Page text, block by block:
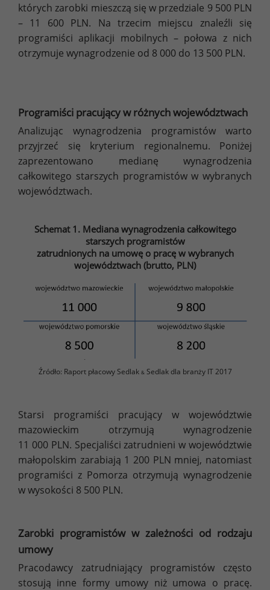
których zarobki mieszczą się w przedziale 9 500 PLN
– 11 600 PLN. Na trzecim miejscu znaleźli się
programiści aplikacji mobilnych – połowa z nich
otrzymuje wynagrodzenie od 8 000 do 13 500 PLN.
Programiści pracujący w różnych województwach
Analizując wynagrodzenia programistów warto
przyjrzeć się kryterium regionalnemu. Poniżej
zaprezentowano medianę wynagrodzenia
całkowitego starszych programistów w wybranych
województwach.
Schemat 1. Mediana wynagrodzenia całkowitego
starszych programistów
zatrudnionych na umowę o pracę w wybranych
województwach (brutto, PLN)
Źródło: Raport płacowy Sedlak &Sedlak dla branży IT 2017
Starsi programiści pracujący w województwie
mazowieckim otrzymują wynagrodzenie
11 000 PLN. Specjaliści zatrudnieni w województwie
małopolskim zarabiają 1 200 PLN mniej, natomiast
programiści z Pomorza otrzymują wynagrodzenie
w wysokości 8 500 PLN.
Zarobki programistów w zależności od rodzaju
umowy
Pracodawcy zatrudniający programistów często
stosują inne formy umowy niż umowa o pracę.